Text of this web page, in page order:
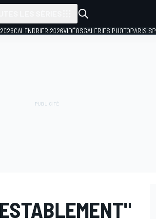
CALENDRIER 2026VIDÉOSGALERIES PHOTOPARIS